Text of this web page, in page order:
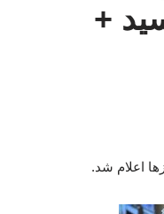
+
اعلام شد.